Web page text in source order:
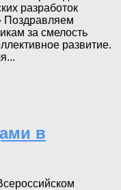
разработок
Поздравляем
за смелость
развитие.
в